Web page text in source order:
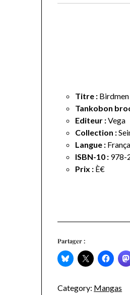
Titre : Birdmen
Tankobon
Editeur :Vega
Collection :
Langue :
ISBN-10 : 978-
Prix : È€
Partager :
Category: Mangas